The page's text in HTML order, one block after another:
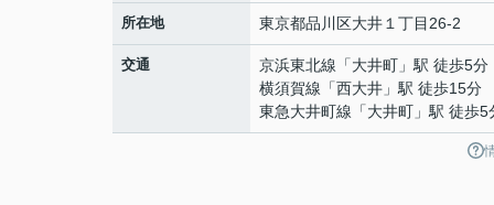
所在地 東京都品川区大井 １丁目26-2
交通 京浜東北線 「大井町 」駅 徒歩5分
横須賀線 「西大井 」駅 徒歩15分
東急大井町線 「大井町 」駅 徒歩5